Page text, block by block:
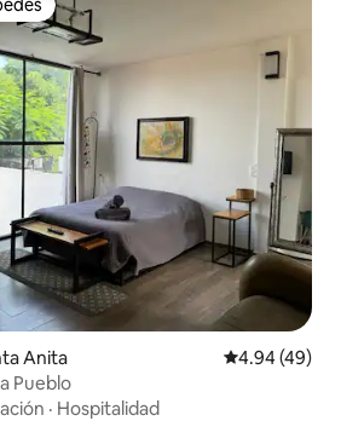
Anita Calificación
4.94 (49)
Pueblo
· Hospitalidad